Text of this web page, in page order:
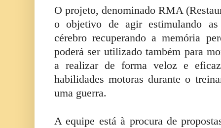
O projeto, denominado RMA
o objetivo de agir estimulando
cérebro recuperando a memória
poderá ser utilizado também para
a realizar de forma veloz e
habilidades motoras durante o
uma guerra.
A equipe está à procura de